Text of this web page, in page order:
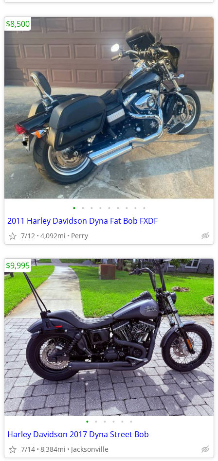
• • • • • • • • •
2011 Harley Davidson Dyna Fat Bob FXDF
7/12 4,092mi Perry
$8,500
• • • • • •
Harley Davidson 2017 Dyna Street Bob
7/14 8,384mi Jacksonville
$9,995